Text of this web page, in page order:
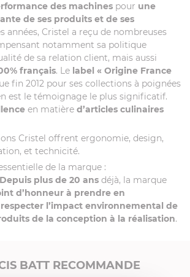
des machines pour une
de ses produits et de ses
années, Cristel a reçu de nombreuses
notamment sa politique
de sa relation client, mais aussi
français. Le label « Origine France
fin 2012 pour ses collections à poignées
est le témoignage le plus significatif.
en matière d’articles culinaires
Cristel offrent ergonomie, design,
et technicité.
de la marque :
Depuis plus de 20 ans déjà, la marque
d’honneur à prendre en
l’impact environnemental de
de la conception à la réalisation.
BATT RECOMMANDE